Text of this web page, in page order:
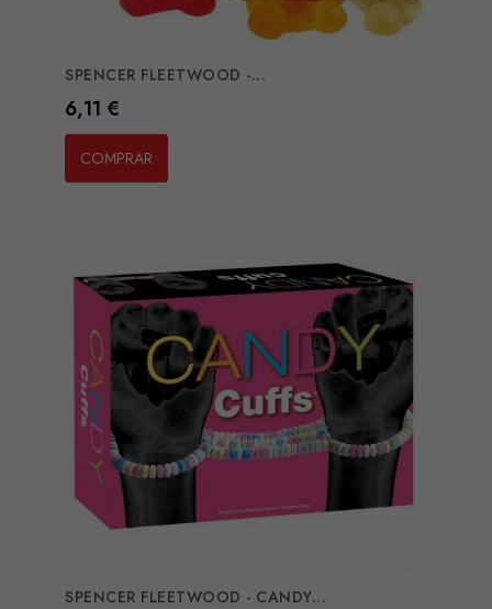
SPENCER FLEETWOOD -...
Preço
6,11 €
COMPRAR
SPENCER FLEETWOOD - CANDY...